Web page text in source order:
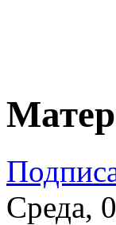
Среда,